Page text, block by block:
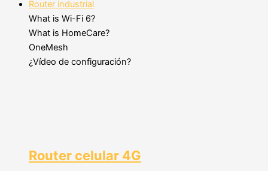
Router industrial
What is Wi-Fi 6?
What is HomeCare?
OneMesh
¿Vídeo de configuración?
Router celular 4G